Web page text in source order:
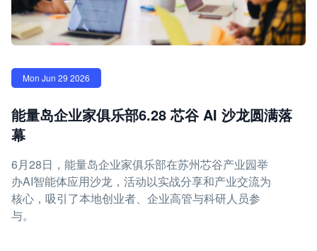
Mon Jun 29 2026
能量岛企业家俱乐部6.28 芯谷 AI 沙龙圆满落
幕
6月28日，能量岛企业家俱乐部在苏州芯谷产业园举
办AI智能体应用沙龙，活动以实战分享和产业交流为
核心，吸引了本地创业者、企业高管与科研人员参
与。